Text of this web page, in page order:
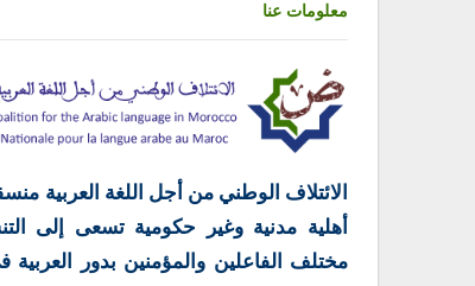
معلومات عنا
الائتلاف الوطني من أجل اللغة العربية
أهلية مدنية وغير حكومية تسعى إلى
مختلف الفاعلين والمؤمنين بدور